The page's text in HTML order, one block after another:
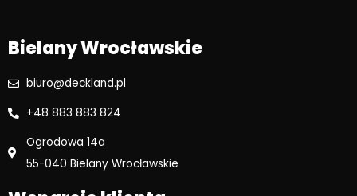
Bielany Wrocławskie
biuro@deckland.pl
+48 883 883 824
Ogrodowa 14a
55-040 Bielany Wrocławskie